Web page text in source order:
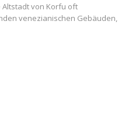
Altstadt von Korfu oft
venezianischen Gebäuden,